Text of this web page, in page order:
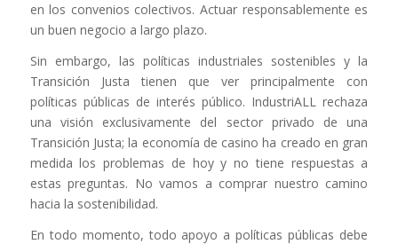
en los convenios colectivos. Actuar responsablemente es
un buen negocio a largo plazo.
Sin embargo, las políticas industriales sostenibles y la
Transición Justa tienen que ver principalmente con
políticas públicas de interés público. IndustriALL rechaza
una visión exclusivamente del sector privado de una
Transición Justa; la economía de casino ha creado en gran
medida los problemas de hoy y no tiene respuestas a
estas preguntas. No vamos a comprar nuestro camino
hacia la sostenibilidad.
En todo momento, todo apoyo a políticas públicas debe